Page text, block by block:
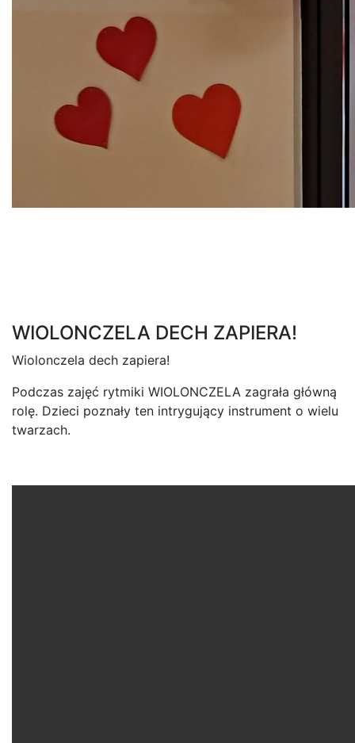
WIOLONCZELA DECH ZAPIERA!
Wiolonczela dech zapiera!
Podczas zajęć rytmiki WIOLONCZELA zagrała główną
rolę. Dzieci poznały ten intrygujący instrument o wielu
twarzach.